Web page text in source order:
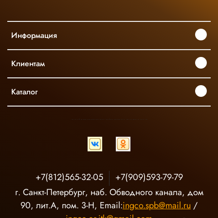
Информация
Клиентам
Каталог
+7(812)565-32-05
+7(909)593-79-79
г. Санкт-Петербург, наб. Обводного канала, дом
90, лит.А, пом. 3-Н, Email:ingco.spb@mail.ru /